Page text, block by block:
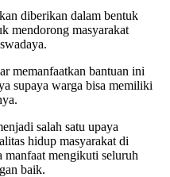
diberikan dalam bentuk
mendorong masyarakat
memanfaatkan bantuan ini
supaya warga bisa memiliki
salah satu upaya
hidup masyarakat di
manfaat mengikuti seluruh
baik.